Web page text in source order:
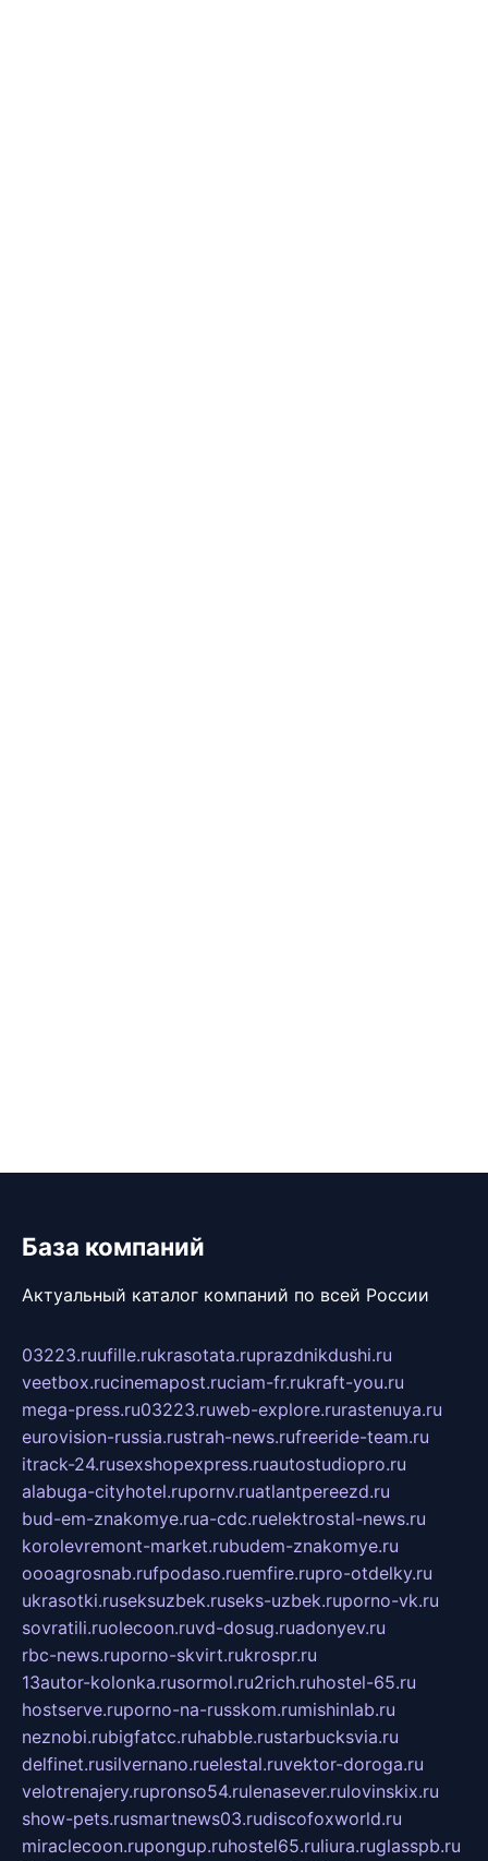
База компаний
Актуальный каталог компаний по всей России
03223.ruufille.rukrasotata.ruprazdnikdushi.ru
veetbox.rucinemapost.ruciam-fr.rukraft-you.ru
mega-press.ru03223.ruweb-explore.rurastenuya.ru
eurovision-russia.rustrah-news.rufreeride-team.ru
itrack-24.rusexshopexpress.ruautostudiopro.ru
alabuga-cityhotel.rupornv.ruatlantpereezd.ru
bud-em-znakomye.rua-cdc.ruelektrostal-news.ru
korolevremont-market.rubudem-znakomye.ru
oooagrosnab.rufpodaso.ruemfire.rupro-otdelky.ru
ukrasotki.ruseksuzbek.ruseks-uzbek.ruporno-vk.ru
sovratili.ruolecoon.ruvd-dosug.ruadonyev.ru
rbc-news.ruporno-skvirt.rukrospr.ru
13autor-kolonka.rusormol.ru2rich.ruhostel-65.ru
hostserve.ruporno-na-russkom.rumishinlab.ru
neznobi.rubigfatcc.ruhabble.rustarbucksvia.ru
delfinet.rusilvernano.ruelestal.ruvektor-doroga.ru
velotrenajery.rupronso54.rulenasever.rulovinskix.ru
show-pets.rusmartnews03.rudiscofoxworld.ru
miraclecoon.rupongup.ruhostel65.ruliura.ruglasspb.ru